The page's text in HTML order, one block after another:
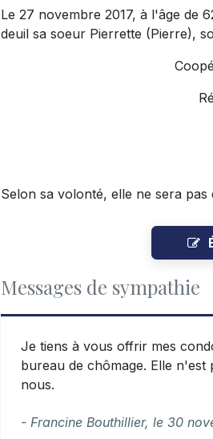
Le 27 novembre 2017, à l'âge de
deuil sa soeur Pierrette (Pierre),
Selon sa volonté, elle ne sera pas
Messages de sympathie
Je tiens à vous offrir mes
bureau de chômage. Elle
nous.
- Francine Bouthillier, le 30